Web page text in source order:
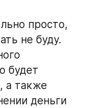
просто,
не буду.
будет
а также
деньги